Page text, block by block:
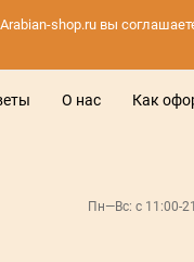
shop.ru вы
О нас Как
Пн—Вс: с 11:00-